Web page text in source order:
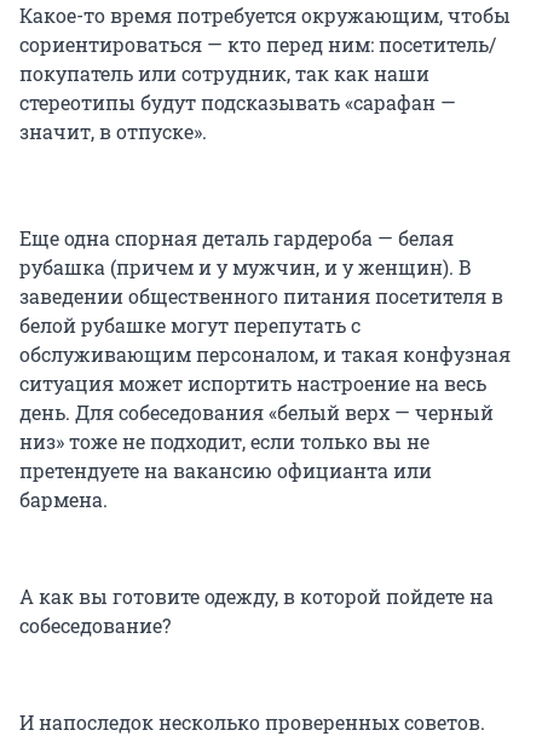
Какое-то время потребуется окружающим, чтобы
сориентироваться — кто перед ним: посетитель/
покупатель или сотрудник, так как наши
стереотипы будут подсказывать «сарафан —
значит, в отпуске».
Еще одна спорная деталь гардероба — белая
рубашка (причем и у мужчин, и у женщин). В
заведении общественного питания посетителя в
белой рубашке могут перепутать с
обслуживающим персоналом, и такая конфузная
ситуация может испортить настроение на весь
день. Для собеседования «белый верх — черный
низ» тоже не подходит, если только вы не
претендуете на вакансию официанта или
бармена.
А как вы готовите одежду, в которой пойдете на
собеседование?
И напоследок несколько проверенных советов.